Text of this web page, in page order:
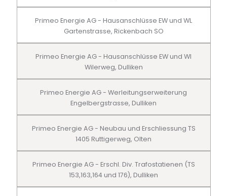
Primeo Energie AG - Hausanschlüsse EW und WL
Gartenstrasse, Rickenbach SO
Primeo Energie AG - Hausanschlüsse EW und Wl
Wilerweg, Dulliken
Primeo Energie AG - Werleitungserweiterung
Engelbergstrasse, Dulliken
Primeo Energie AG - Neubau und Erschliessung TS
1405 Ruttigerweg, Olten
Primeo Energie AG - Erschl. Div. Trafostatienen (TS
153,163,164 und 176), Dulliken